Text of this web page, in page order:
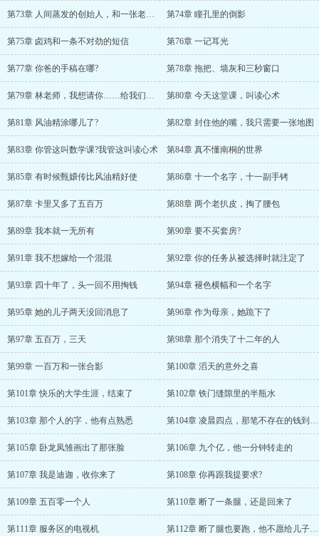
第73章 人间蒸发的创始人，和一张老照片 第74章 瞳孔里的倒影
第75章 卤鸡和一条不对劲的短信 第76章 一记耳光
第77章 你爸的手稿在哪? 第78章 拖把、墙灰和三秒窗口
第79章 林老师，我想请你……给我们上一堂课 第80章 今天这堂课，叫读心术
第81章 风油精涂哪儿了? 第82章 封住他的嘴，我只需要一张地图
第83章 你管这叫数学课?我管这叫读心术 第84章 真不懂南桐的世界
第85章 有时候甄嬛传比风油精好使 第86章 十一个名字，十一副手铐
第87章 卡里又多了五百万 第88章 两个老扒皮，掏了腰包
第89章 我本就一无所有 第90章 要不买套房?
第91章 我不想嫁给一个混混 第92章 你的任务从被选择时就注定了
第93章 四十年了，头一回不用掏钱 第94章 褪色横幅和一个名字
第95章 她的儿子两天没回消息了 第96章 作为母亲，她跪下了
第97章 五百万，三天 第98章 那个消失了十二年的人
第99章 一百万和一张合影 第100章 滔天的意外之喜
第101章 快乐的大学生涯，结束了 第102章 铁门缝隙里的半瓶水
第103章 那个人的字，他有点熟悉 第104章 凌晨四点，那笔不存在的钱到账了
第105章 卧龙凤雏画出了那张脸 第106章 九个亿，他一分钟转走的
第107章 我是迪迦，收你来了 第108章 你再跟我提要求?
第109章 五百零一个人 第110章 断了一条腿，还是回来了
第111章 服务区的电视机 第112章 断了腿也要跑，他不愿给儿子抹黑